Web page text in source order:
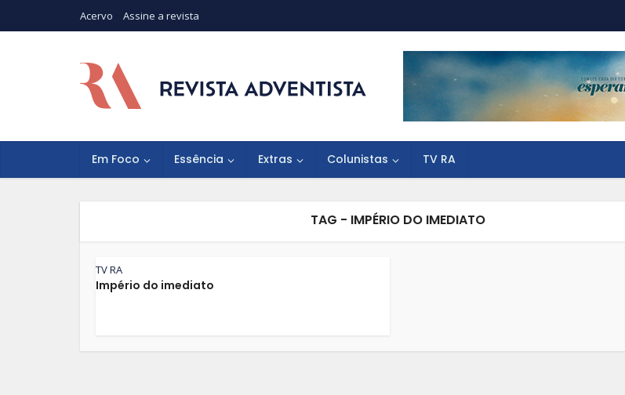
Acervo Assine a revista
Em Foco Essência Extras Colunistas TV RA
TAG - IMPÉRIO DO IMEDIATO
TV RA
Império do imediato